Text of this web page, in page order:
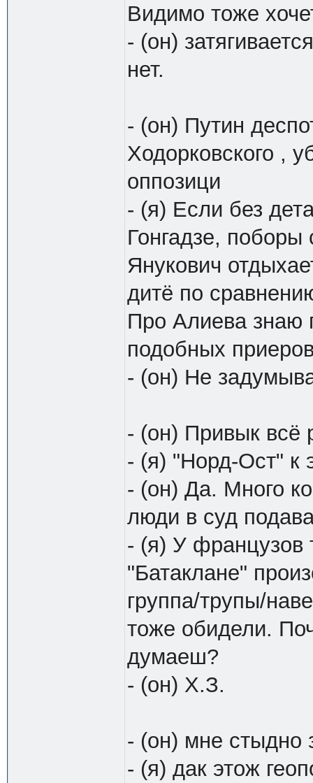
Видимо тоже
- (он)
нет.
- (он) Путин
Ходорковского ,
оппозици
- (я) Если без
Гонгадзе, поборы
Янукович
дитё по
Про Алиева знаю
подобных
- (он) Не
- (он) Привык всё
- (я) "Норд-Ост" к
- (он) Да. Много
люди в суд
- (я) У французов
"Батаклане"
группа/трупы/
тоже обидели.
думаеш?
- (он) Х.З.
- (он) мне стыдно
- (я) дак этож